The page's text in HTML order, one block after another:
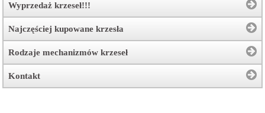
Wyprzedaż krzeseł!!!
Najczęściej kupowane krzesła
Rodzaje mechanizmów krzeseł
Kontakt